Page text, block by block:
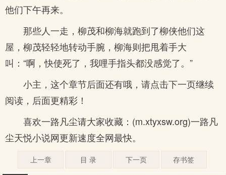
他们下午再来。
那些人一走，柳茂和柳海就跑到了柳侠他们这
屋，柳茂轻轻地转动手腕，柳海则把甩着手大
叫：“啊，快使死了，我哩手指头都没感觉了。”
小主，这个章节后面还有哦，请点击下一页继续
阅读，后面更精彩！
喜欢一路凡尘请大家收藏：(m.xtyxsw.org)一路凡
尘天悦小说网更新速度全网最快。
上一章 目 录 下一页 存书签